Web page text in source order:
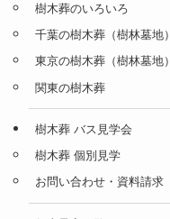
樹木葬のいろいろ
千葉の樹木葬（樹林墓地）
東京の樹木葬（樹林墓地）
関東の樹木葬
樹木葬 バス見学会
樹木葬 個別見学
お問い合わせ・資料請求